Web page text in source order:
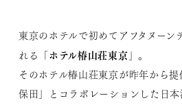
東京のホテルで初めてアフタヌーン
れる「ホテル椿山荘東京 」。
そのホテル椿山荘東京が昨年から
保田」とコラボレーションした日